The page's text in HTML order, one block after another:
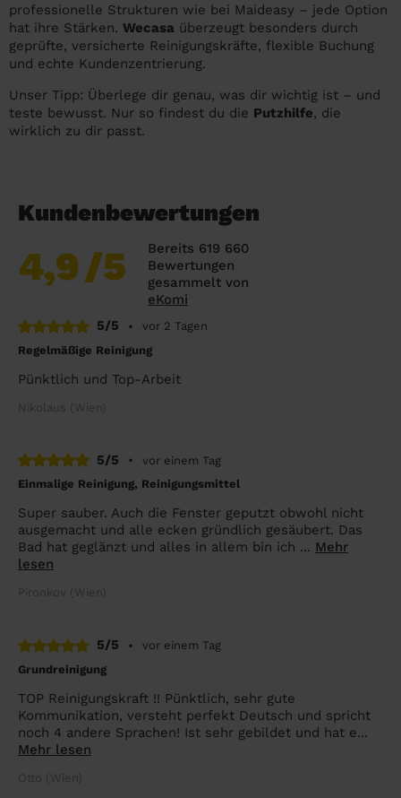
professionelle Strukturen wie bei Maideasy – jede Option
hat ihre Stärken. Wecasa überzeugt besonders durch
geprüfte, versicherte Reinigungskräfte, flexible Buchung
und echte Kundenzentrierung.
Unser Tipp: Überlege dir genau, was dir wichtig ist – und
teste bewusst. Nur so findest du die Putzhilfe, die
wirklich zu dir passt.
Kundenbewertungen
4,9/5
Bereits 619 660
Bewertungen
gesammelt von
eKomi
5/5
•
vor 2 Tagen
Regelmäßige Reinigung
Pünktlich und Top-Arbeit
Nikolaus (Wien)
5/5 •
vor einem Tag
Einmalige Reinigung, Reinigungsmittel
Super sauber. Auch die Fenster geputzt obwohl nicht
ausgemacht und alle ecken gründlich gesäubert. Das
Bad hat geglänzt und alles in allem bin ich ... Mehr
lesen
Pironkov (Wien)
5/5 •
vor einem Tag
Grundreinigung
TOP Reinigungskraft !! Pünktlich, sehr gute
Kommunikation, versteht perfekt Deutsch und spricht
noch 4 andere Sprachen! Ist sehr gebildet und hat e...
Mehr lesen
Otto (Wien)